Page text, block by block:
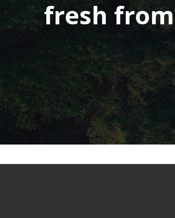
fresh